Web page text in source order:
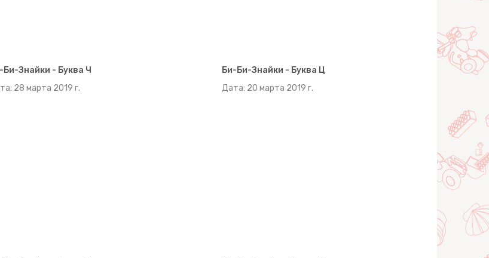
Би-Знайки - Буква Ч
28 марта 2019 г.
Би-Би-Знайки - Буква Ц
Дата: 20 марта 2019 г.